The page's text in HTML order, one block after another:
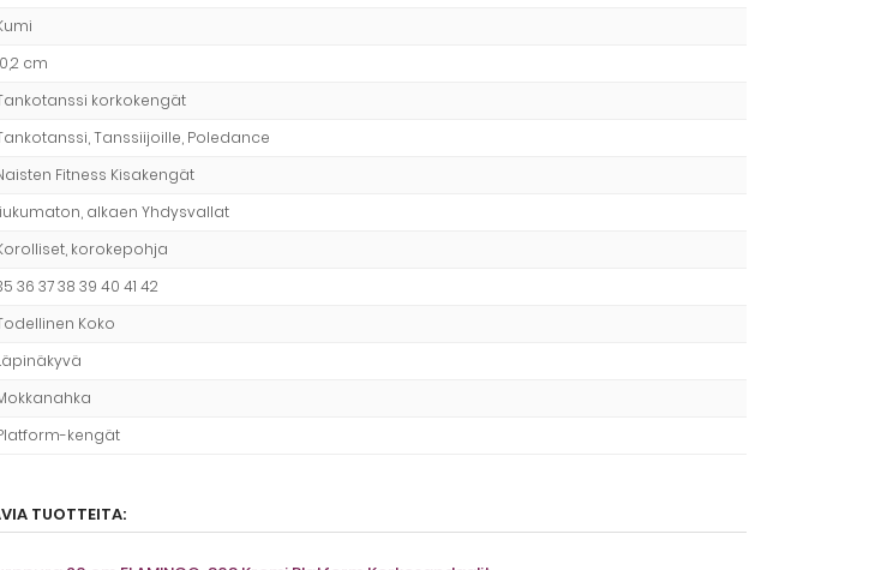
cm
korkokengät
Tanssiijoille, Poledance
Fitness Kisakengät
alkaen Yhdysvallat
korokepohja
36 37 38 39 40 41 42
Koko
kengät
TUOTTEITA: